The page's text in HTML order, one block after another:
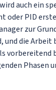
auch ein
oder PID
zur
die Arbeit
vorbereitend
Phasen